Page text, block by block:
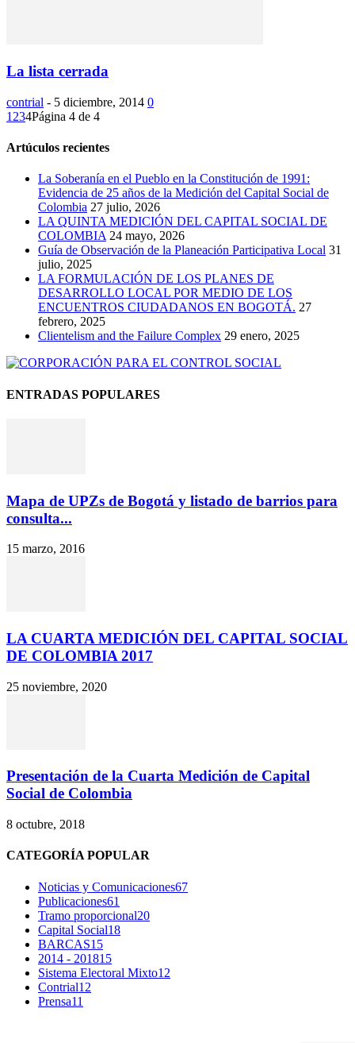
La lista cerrada
contrial - 5 diciembre, 2014 0
1 234Página 4 de 4
Artúculos recientes
La Soberanía en el Pueblo en la Constitución de 1991:
Evidencia de 25 años de la Medición del Capital Social de
Colombia 27 julio, 2026
LA QUINTA MEDICIÓN DEL CAPITAL SOCIAL DE
COLOMBIA 24 mayo, 2026
Guía de Observación de la Planeación Participativa Local 31
julio, 2025
LA FORMULACIÓN DE LOS PLANES DE
DESARROLLO LOCAL POR MEDIO DE LOS
ENCUENTROS CIUDADANOS EN BOGOTÁ. 27
febrero, 2025
Clientelism and the Failure Complex 29 enero, 2025
ENTRADAS POPULARES
Mapa de UPZs de Bogotá y listado de barrios para
consulta...
15 marzo, 2016
LA CUARTA MEDICIÓN DEL CAPITAL SOCIAL
DE COLOMBIA 2017
25 noviembre, 2020
Presentación de la Cuarta Medición de Capital
Social de Colombia
8 octubre, 2018
CATEGORÍA POPULAR
Noticias y Comunicaciones67
Publicaciones61
Tramo proporcional20
Capital Social18
BARCAS15
2014 - 201815
Sistema Electoral Mixto12
Contrial12
Prensa11